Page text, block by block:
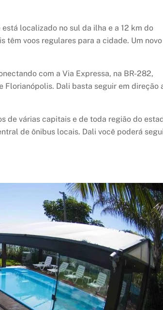
localizado no sul da ilha e a 12 km do
têm voos regulares para a cidade. Um novo
com a Via Expressa, na BR-282,
Florianópolis. Dali basta seguir em direção
de várias capitais e de toda região do
de ônibus locais. Dali você poderá